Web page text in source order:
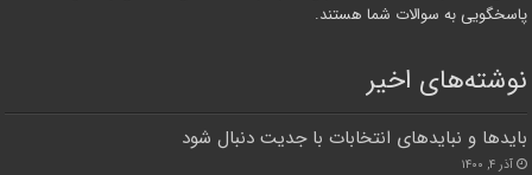
پاسخگویی به سوالات شما هستند.
نوشته‌های اخیر
بایدها و نبایدهای انتخابات با جدیت دنبال شود
آذر ۴, ۱۴۰۰